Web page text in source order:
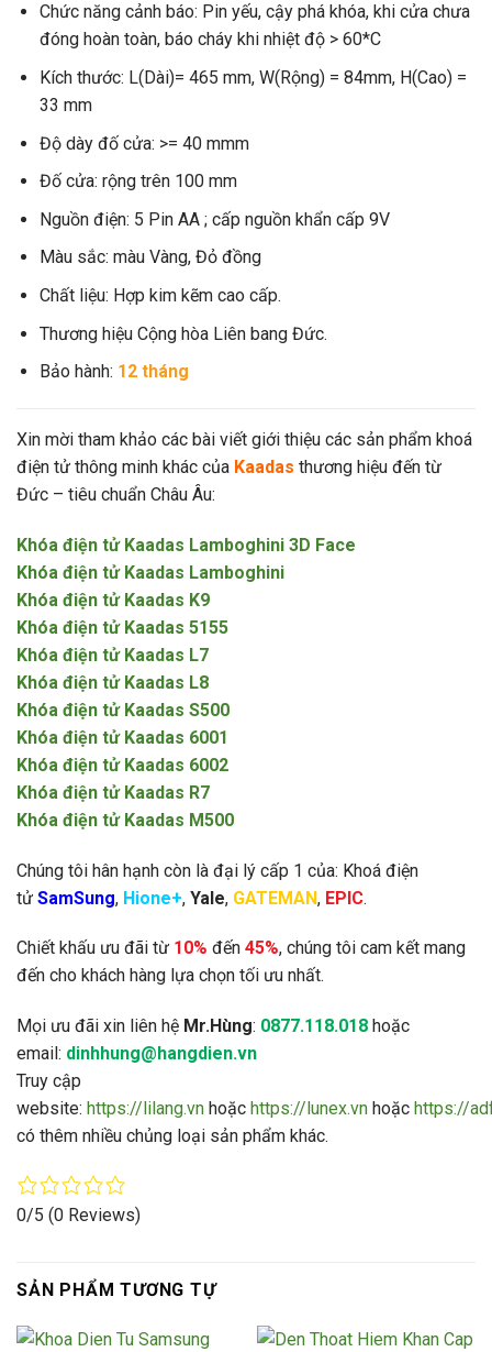
Chức năng cảnh báo: Pin yếu, cậy phá khóa, khi cửa chưa
đóng hoàn toàn, báo cháy khi nhiệt độ > 60*C
Kích thước: L(Dài)= 465 mm, W(Rộng) = 84mm, H(Cao) =
33 mm
Độ dày đố cửa: >= 40 mmm
Đố cửa: rộng trên 100 mm
Nguồn điện: 5 Pin AA ; cấp nguồn khẩn cấp 9V
Màu sắc: màu Vàng, Đỏ đồng
Chất liệu: Hợp kim kẽm cao cấp.
Thương hiệu Cộng hòa Liên bang Đức.
Bảo hành: 12 tháng
Xin mời tham khảo các bài viết giới thiệu các sản phẩm khoá
điện tử thông minh khác của Kaadas thương hiệu đến từ
Đức – tiêu chuẩn Châu Âu:
Khóa điện tử Kaadas Lamboghini 3D Face
Khóa điện tử Kaadas Lamboghini
Khóa điện tử Kaadas K9
Khóa điện tử Kaadas 5155
Khóa điện tử Kaadas L7
Khóa điện tử Kaadas L8
Khóa điện tử Kaadas S500
Khóa điện tử Kaadas 6001
Khóa điện tử Kaadas 6002
Khóa điện tử Kaadas R7
Khóa điện tử Kaadas M500
Chúng tôi hân hạnh còn là đại lý cấp 1 của: Khoá điện
tử SamSung, Hione+, Yale, GATEMAN, EPIC.
Chiết khấu ưu đãi từ 10% đến 45%, chúng tôi cam kết mang
đến cho khách hàng lựa chọn tối ưu nhất.
Mọi ưu đãi xin liên hệ Mr.Hùng: 0877.118.018 hoặc
email: dinhhung@hangdien.vn
Truy cập
website: https://lilang.vn hoặc https://lunex.vn hoặc https://
có thêm nhiều chủng loại sản phẩm khác.
0/5 (0 Reviews)
SẢN PHẨM TƯƠNG TỰ